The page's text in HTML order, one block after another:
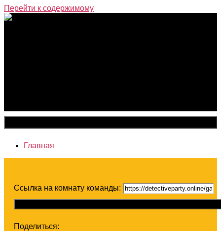
Перейти к содержимому
Главная
Ссылка на комнату команды:
Поделиться: